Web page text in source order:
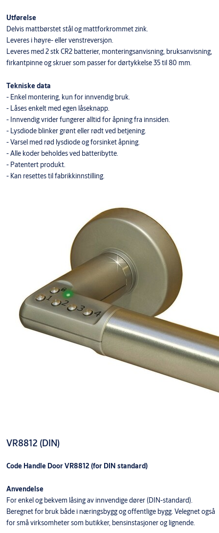
Utførelse
Delvis mattbørstet stål og mattforkrommet zink.
Leveres i høyre- eller venstreversjon.
Leveres med 2 stk CR2 batterier, monteringsanvisning, bruksanvisning,
firkantpinne og skruer som passer for dørtykkelse 35 til 80 mm.
Tekniske data
- Enkel montering, kun for innvendig bruk.
- Låses enkelt med egen låseknapp.
- Innvendig vrider fungerer alltid for åpning fra innsiden.
- Lysdiode blinker grønt eller rødt ved betjening.
- Varsel med rød lysdiode og forsinket åpning.
- Alle koder beholdes ved batteribytte.
- Patentert produkt.
- Kan resettes til fabrikkinnstilling.
VR8812 (DIN)
Code Handle Door VR8812 (for DIN standard)
Anvendelse
For enkel og bekvem låsing av innvendige dører (DIN-standard).
Beregnet for bruk både i næringsbygg og offentlige bygg. Velegnet også
for små virksomheter som butikker, bensinstasjoner og lignende.